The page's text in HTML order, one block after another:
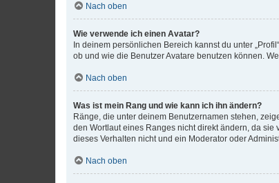
Nach oben
Wie verwende ich einen Avatar?
In deinem persönlichen Bereich kannst du unter
ob und wie die Benutzer Avatare benutzen können.
Nach oben
Was ist mein Rang und wie kann ich ihn ändern?
Ränge, die unter deinem Benutzernamen stehen,
den Wortlaut eines Ranges nicht direkt ändern, da
dieses Verhalten nicht und ein Moderator oder
Nach oben